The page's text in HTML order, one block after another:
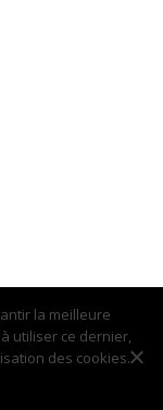
la meilleure
utiliser ce dernier,
des cookies.